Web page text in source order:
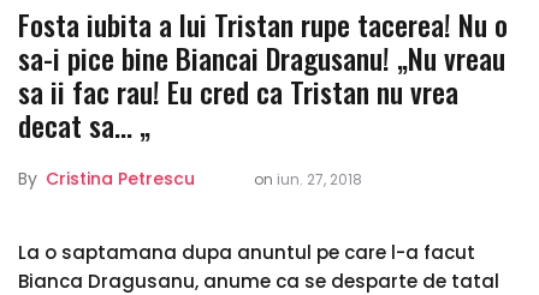
Fosta iubita a lui Tristan rupe tacerea! Nu o
sa-i pice bine Biancai Dragusanu! „Nu vreau
sa ii fac rau! Eu cred ca Tristan nu vrea
decat sa… „
By Cristina Petrescu on iun. 27, 2018
La o saptamana dupa anuntul pe care l-a facut
Bianca Dragusanu, anume ca se desparte de tatal